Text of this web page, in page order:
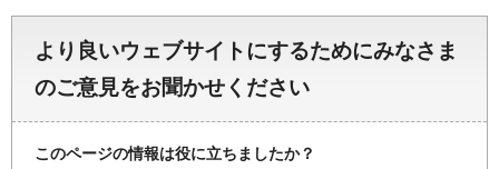
より良いウェブサイトにするためにみなさま
のご意見をお聞かせください
このページの情報は役に立ちましたか？